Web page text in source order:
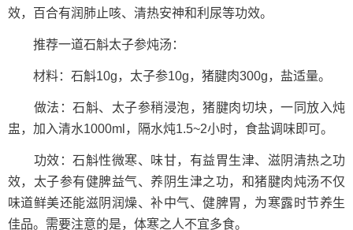
效，百合有润肺止咳、清热安神和利尿等功效。
推荐一道石斛太子参炖汤：
材料：石斛10g，太子参10g，猪腱肉300g，盐适量。
做法：石斛、太子参稍浸泡，猪腱肉切块，一同放入炖
盅，加入清水1000ml，隔水炖1.5~2小时，食盐调味即可。
功效：石斛性微寒、味甘，有益胃生津、滋阴清热之功
效，太子参有健脾益气、养阴生津之功，和猪腱肉炖汤不仅
味道鲜美还能滋阴润燥、补中气、健脾胃，为寒露时节养生
佳品。需要注意的是，体寒之人不宜多食。